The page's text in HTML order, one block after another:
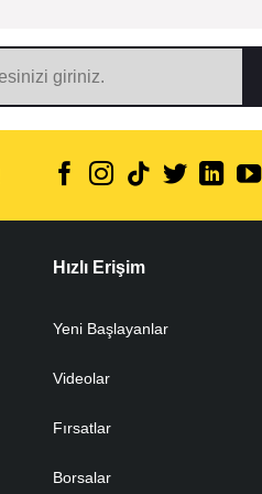
Hızlı Erişim
Yeni Başlayanlar
Videolar
Fırsatlar
Borsalar